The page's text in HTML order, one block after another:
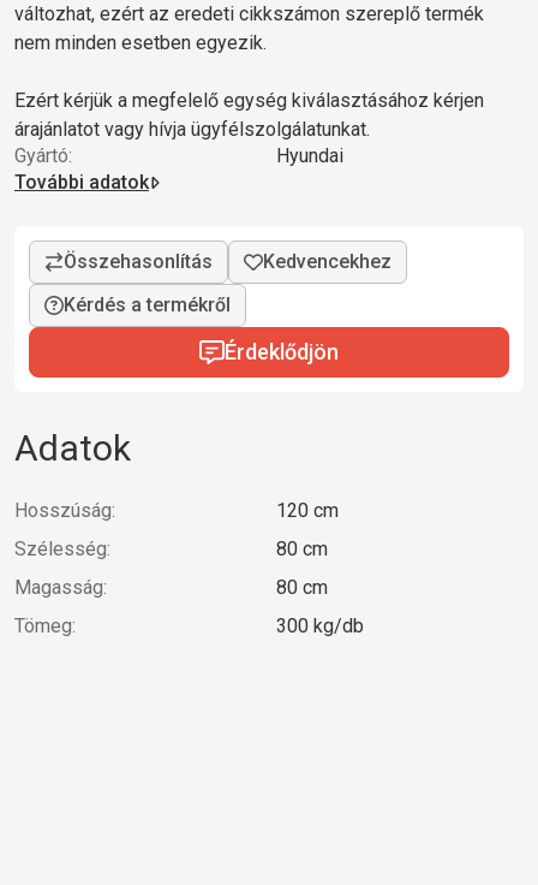
változhat, ezért az eredeti cikkszámon szereplő termék
nem minden esetben egyezik.
Ezért kérjük a megfelelő egység kiválasztásához kérjen
árajánlatot vagy hívja ügyfélszolgálatunkat.
Gyártó:
Hyundai
További adatok
Kérdés a termékről
Érdeklődjön
Adatok
Hosszúság:
120 cm
Szélesség:
80 cm
Magasság:
80 cm
Tömeg:
300 kg/db